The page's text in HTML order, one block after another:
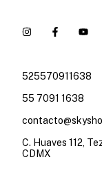
525570911638
55 7091 1638
C. Huaves 112,
CDMX